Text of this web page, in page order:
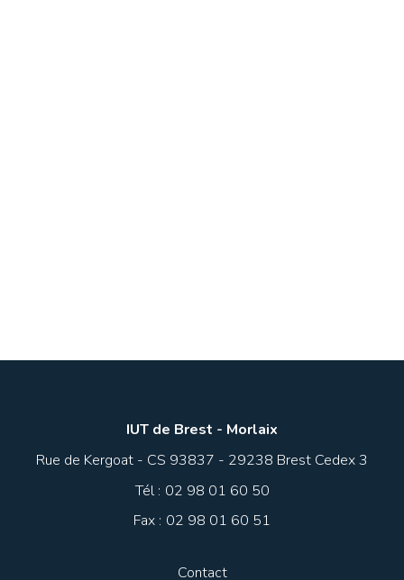
IUT de Brest - Morlaix
Rue de Kergoat - CS 93837 - 29238 Brest Cedex 3
Tél : 02 98 01 60 50
Fax : 02 98 01 60 51
Contact